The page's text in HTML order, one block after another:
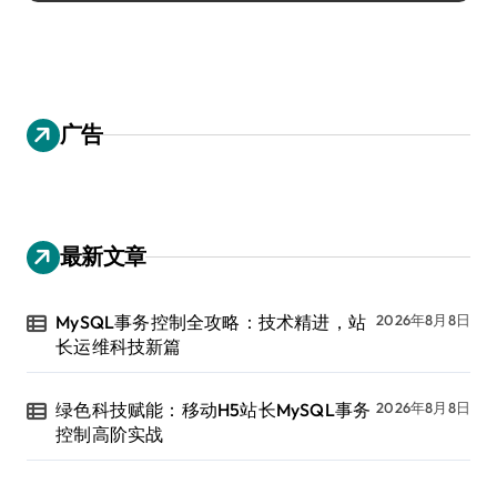
广告
最新文章
MySQL事务控制全攻略：技术精进，站
长运维科技新篇
2026年8月8日
绿色科技赋能：移动H5站长MySQL事务
控制高阶实战
2026年8月8日